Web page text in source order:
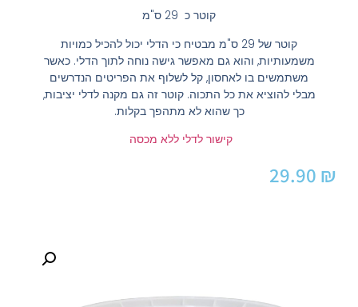
קוטר כ 29 ס"מ
קוטר של 29 ס"מ מבטיח כי הדלי יכול להכיל כמויות
משמעותיות, והוא גם מאפשר גישה נוחה לתוך הדלי. כאשר
משתמשים בו לאחסון, קל לשלוף את הפריטים הנדרשים
מבלי להוציא את כל התכוה. קוטר זה גם מקנה לדלי יציבות,
כך שהוא לא מתהפך בקלות.
קישור לדלי ללא מכסה
29.90 ₪